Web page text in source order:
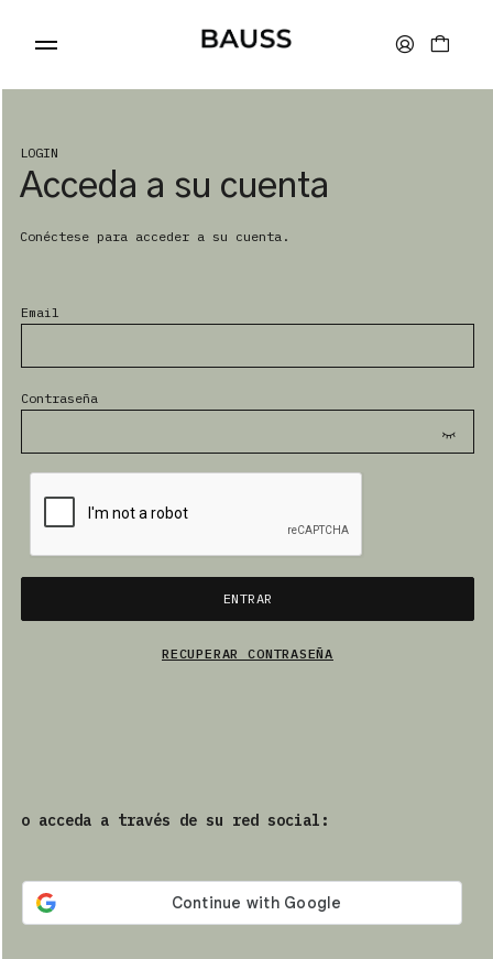
ACCESORIOS
PRODUCTOS
ES
LOGIN
Acceda a su cuenta
Conéctese para acceder a su cuenta.
Email
Contraseña
ENTRAR
RECUPERAR CONTRASEÑA
o acceda a través de su red social: